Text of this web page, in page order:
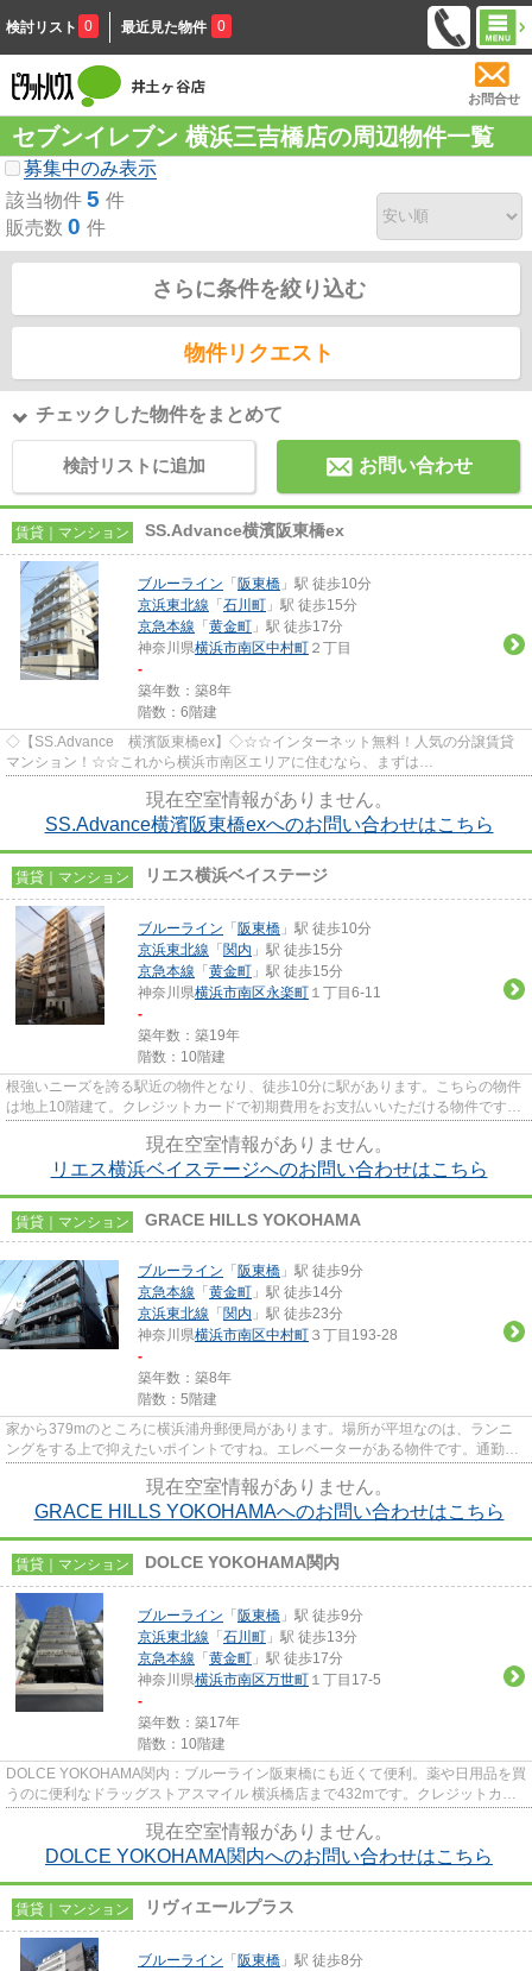
検討リスト 0 最近見た物件 0
お問合せ
セブンイレブン 横浜三吉橋店の周辺物件一覧
募集中のみ表示
該当物件 5 件
販売数 0 件
さらに条件を絞り込む
物件リクエスト
チェックした物件をまとめて
検討リストに追加 お問い合わせ
賃貸｜マンション SS.Advance横濱阪東橋ex
ブルーライン 「 阪東橋 」駅 徒歩10分
京浜東北線 「 石川町 」駅 徒歩15分
京急本線 「 黄金町 」駅 徒歩17分
神奈川県横浜市南区中村町 ２丁目
-
築年数：築8年
階数：6階建
◇【SS.Advance 横濱阪東橋ex】◇☆☆インターネット無料！人気の分譲賃貸
マンション！☆☆これから横浜市南区エリアに住むなら、まずは
現在空室情報がありません。
SS.Advance横濱阪東橋exへのお問い合わせはこちら
賃貸｜マンション リエス横浜ベイステージ
ブルーライン 「 阪東橋 」駅 徒歩10分
京浜東北線 「 関内 」駅 徒歩15分
京急本線 「 黄金町 」駅 徒歩15分
神奈川県横浜市南区永楽町 １丁目6-11
-
築年数：築19年
階数：10階建
根強いニーズを誇る駅近の物件となり、徒歩10分に駅があります。こちらの物件
は地上10階建て。クレジットカードで初期費用をお支払いいただける物件です。
現在空室情報がありません。
リエス横浜ベイステージへのお問い合わせはこちら
賃貸｜マンション GRACE HILLS YOKOHAMA
ブルーライン 「 阪東橋 」駅 徒歩9分
京急本線 「 黄金町 」駅 徒歩14分
京浜東北線 「 関内 」駅 徒歩23分
神奈川県横浜市南区中村町 ３丁目193-28
-
築年数：築8年
階数：5階建
家から379mのところに横浜浦舟郵便局があります。場所が平坦なのは、ランニ
ングをする上で抑えたいポイントですね。エレベーターがある物件です。通勤や
現在空室情報がありません。
GRACE HILLS YOKOHAMAへのお問い合わせはこちら
賃貸｜マンション DOLCE YOKOHAMA関内
ブルーライン 「 阪東橋 」駅 徒歩9分
京浜東北線 「 石川町 」駅 徒歩13分
京急本線 「 黄金町 」駅 徒歩17分
神奈川県横浜市南区万世町 １丁目17-5
-
築年数：築17年
階数：10階建
DOLCE YOKOHAMA関内：ブルーライン阪東橋にも近くて便利。薬や日用品を買
うのに便利なドラッグストアスマイル 横浜橋店まで432mです。クレジットカー
現在空室情報がありません。
DOLCE YOKOHAMA関内へのお問い合わせはこちら
賃貸｜マンション リヴィエールプラス
ブルーライン 「 阪東橋 」駅 徒歩8分